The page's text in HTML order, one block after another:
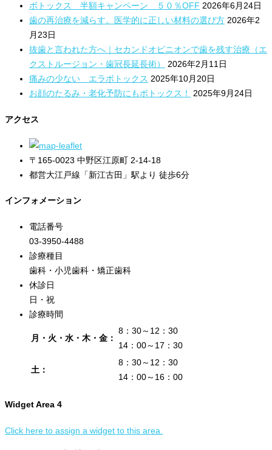
ボトックス 半額キャンペーン ５０％OFF 2026年6月24日
歯の再治療を減らす。医学的に正しい材料の選び方 2026年2
月23日
抜歯と言われた方へ｜セカンドオピニオンで歯を残す治療（エ
クストルージョン・歯冠長延長術）
2026年2月11日
痛みの少ない エラボトックス 2025年10月20日
お顔のたるみ・老化予防にもボトックス！
2025年9月24日
アクセス
〒165-0023 中野区江原町 2-14-18
都営大江戸線「新江古田」駅より 徒歩6分
インフォメーション
電話番号
03-3950-4488
診療種目
歯科・小児歯科・矯正歯科
休診日
日・祝
診療時間
月・火・水・木・金：
8：30～12：30
14：00～17：30
土：
8：30～12：30
14：00～16：00
Widget Area 4
Click here to assign a widget to this area.